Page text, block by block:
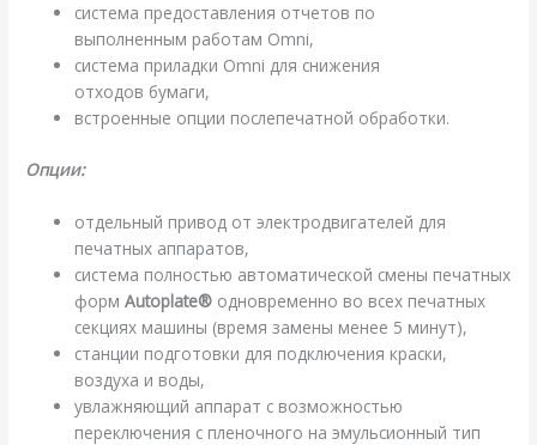
система предоставления отчетов по
выполненным работам Omni,
система приладки Omni для снижения
отходов бумаги,
встроенные опции послепечатной обработки.
Опции:
отдельный привод от электродвигателей для
печатных аппаратов,
система полностью автоматической смены печатных
формAutoplate® одновременно во всех печатных
секциях машины (время замены менее 5 минут),
станции подготовки для подключения краски,
воздуха и воды,
увлажняющий аппарат с возможностью
переключения с пленочного на эмульсионный тип